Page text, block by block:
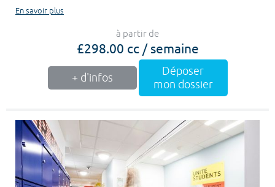
En savoir plus
à partir de
£298.00 cc / semaine
+ d'infos
Déposer
mon dossier